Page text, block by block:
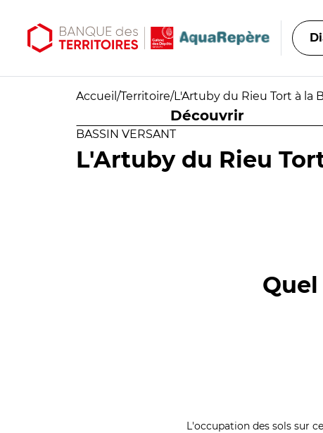
Accueil /Territoire/L'Artuby du Rieu Tort à la
Découvrir
BASSIN VERSANT
L'Artuby du Rieu
L'occupation des sols sur